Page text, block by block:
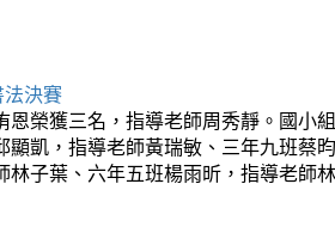
決賽
恩榮獲三名，指導老師周秀靜。國小
顯凱，指導老師黃瑞敏、三年九班蔡
林子葉、六年五班楊雨昕，指導老師